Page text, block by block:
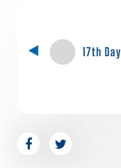
17th Day